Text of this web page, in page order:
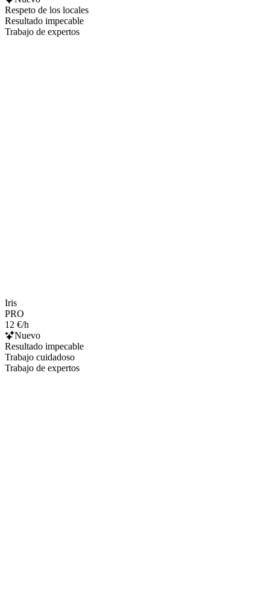
Respeto de los locales
Resultado impecable
Trabajo de expertos
Iris
PRO
12 €/h
Nuevo
Resultado impecable
Trabajo cuidadoso
Trabajo de expertos